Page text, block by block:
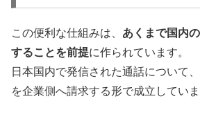
この便利な仕組みは、 あくまで国内
することを前提に作られています。
日本国内で発信された通話について
を企業側へ請求する形で成立していま